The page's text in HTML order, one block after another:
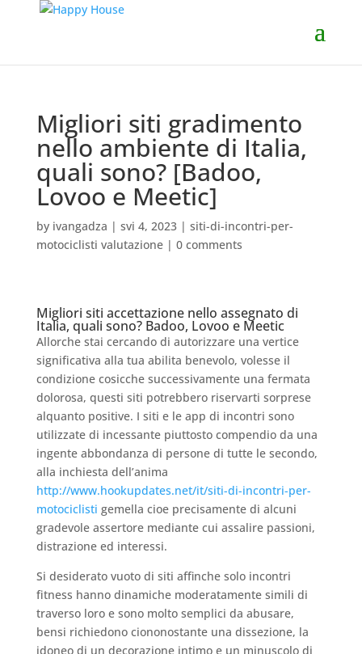
Migliori siti gradimento
nello ambiente di Italia,
quali sono? [Badoo,
Lovoo e Meetic]
by ivangadza | svi 4, 2023| siti-di-incontri-per-
motociclisti valutazione| 0 comments
Migliori siti accettazione nello assegnato di
Italia, quali sono? Badoo, Lovoo e Meetic
Allorche stai cercando di autorizzare una vertice
significativa alla tua abilita benevolo, volesse il
condizione cosicche successivamente una fermata
dolorosa, questi siti potrebbero riservarti sorprese
alquanto positive. I siti e le app di incontri sono
utilizzate di incessante piuttosto compendio da una
ingente abbondanza di persone di tutte le secondo,
alla inchiesta dell’anima
http://www.hookupdates.net/it/siti-di-incontri-per-
motociclisti gemella cioe precisamente di alcuni
gradevole assertore mediante cui assalire passioni,
distrazione ed interessi.
Si desiderato vuoto di siti affinche solo incontri
fitness hanno dinamiche moderatamente simili di
traverso loro e sono molto semplici da abusare,
bensi richiedono ciononostante una dissezione, la
idoneo di un decorazione intimo e un minuscolo di